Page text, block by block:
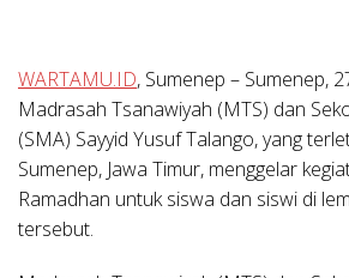
WARTAMU.ID, Sumenep – Sumenep,
Madrasah Tsanawiyah (MTS) dan
(SMA) Sayyid Yusuf Talango, yang
Sumenep, Jawa Timur, menggelar
Ramadhan untuk siswa dan siswi di
tersebut.